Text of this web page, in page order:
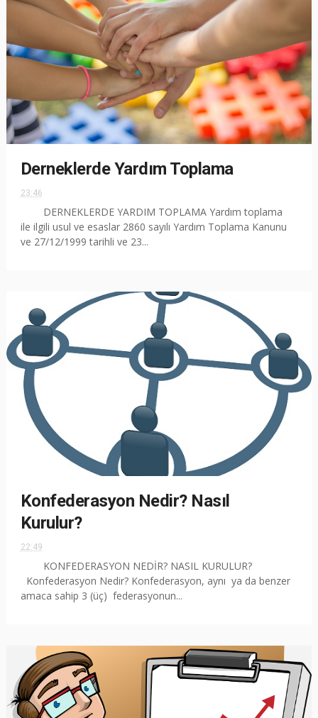
Derneklerde Yardım Toplama
23:46
DERNEKLERDE YARDIM TOPLAMA Yardım toplama
ile ilgili usul ve esaslar 2860 sayılı Yardım Toplama Kanunu
ve 27/12/1999 tarihli ve 23...
Konfederasyon Nedir? Nasıl
Kurulur?
22:49
KONFEDERASYON NEDİR? NASIL KURULUR?
Konfederasyon Nedir? Konfederasyon, aynı ya da benzer
amaca sahip 3 (üç) federasyonun...